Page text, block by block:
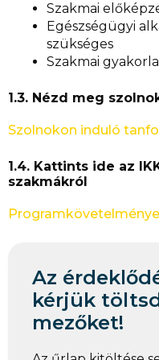
Szakmai
Egészségügyi
szükséges
Szakmai
1.3. Nézd meg
Szolnokon induló
1.4. Kattints ide az
szakmákról
Az
kérjük
mezőket!